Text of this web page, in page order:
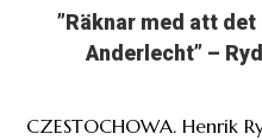
”Räknar med att
Anderlecht” –
CZESTOCHOWA. Henrik